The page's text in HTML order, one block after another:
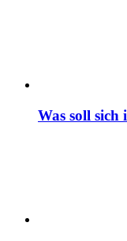
Was soll sich